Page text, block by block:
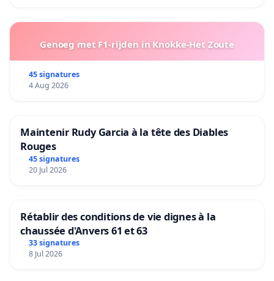
Genoeg met F1-rijden in Knokke-Het Zoute
45 signatures
4 Aug 2026
Maintenir Rudy Garcia à la tête des Diables
Rouges
45 signatures
20 Jul 2026
Rétablir des conditions de vie dignes à la
chaussée d'Anvers 61 et 63
33 signatures
8 Jul 2026